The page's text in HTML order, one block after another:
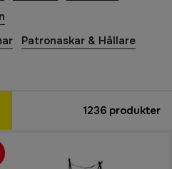
Patronaskar & Hållare
1236 produkter